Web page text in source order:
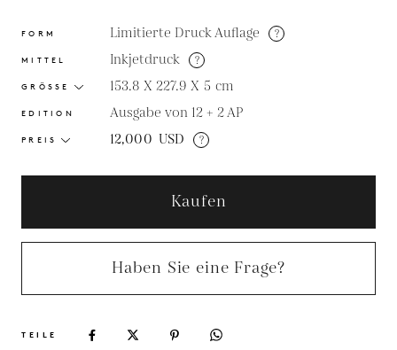
FORM Limitierte Druck Auflage ?
MITTEL Inkjetdruck ?
GRÖSSE 153.8 X 227.9 X 5 cm
EDITION Ausgabe von 12 + 2 AP
PREIS 12,000 USD ?
Kaufen
Haben Sie eine Frage?
TEILE